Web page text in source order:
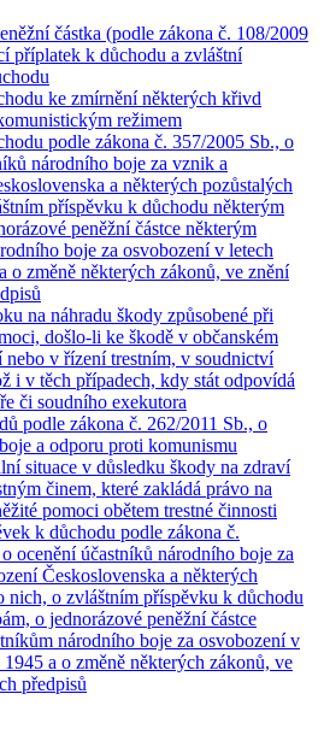
částka (podle zákona č. 108/2009
příplatek k důchodu a zvláštní
ke zmírnění některých křivd
režimem
podle zákona č. 357/2005 Sb., o
národního boje za vznik a
a některých pozůstalých
příspěvku k důchodu některým
peněžní částce některým
boje za osvobození v letech
o změně některých zákonů, ve znění
na náhradu škody způsobené při
došlo-li ke škodě v občanském
nebo v řízení trestním, v soudnictví
i v těch případech, kdy stát odpovídá
či soudního exekutora
podle zákona č. 262/2011 Sb., o
a odporu proti komunismu
situace v důsledku škody na zdraví
činem, které zakládá právo na
pomoci obětem trestné činnosti
k důchodu podle zákona č.
ocenění účastníků národního boje za
Československa a některých
nich, o zvláštním příspěvku k důchodu
o jednorázové peněžní částce
národního boje za osvobození v
a o změně některých zákonů, ve
předpisů